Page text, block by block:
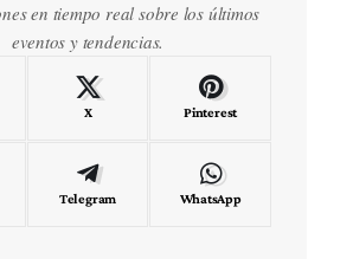
en tiempo real sobre los últimos
eventos y tendencias.
X Pinterest
Telegram WhatsApp